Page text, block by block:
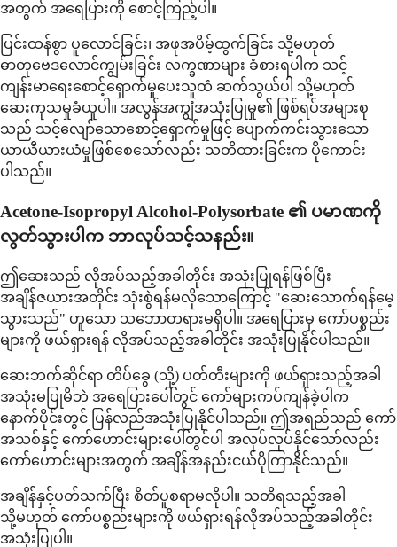
အတွက် အရေပြားကို စောင့်ကြည့်ပါ။
ပြင်းထန်စွာ ပူလောင်ခြင်း၊ အဖုအပိမ့်ထွက်ခြင်း သို့မဟုတ်
ဓာတုဗေဒလောင်ကျွမ်းခြင်း လက္ခဏာများ ခံစားရပါက သင့်
ကျန်းမာရေးစောင့်ရှောက်မှုပေးသူထံ ဆက်သွယ်ပါ သို့မဟုတ်
ဆေးကုသမှုခံယူပါ။ အလွန်အကျွံအသုံးပြုမှု၏ ဖြစ်ရပ်အများစု
သည် သင့်လျော်သောစောင့်ရှောက်မှုဖြင့် ပျောက်ကင်းသွားသော
ယာယီယားယံမှုဖြစ်စေသော်လည်း သတိထားခြင်းက ပိုကောင်း
ပါသည်။
Acetone-Isopropyl Alcohol-Polysorbate ၏ ပမာဏကို
လွတ်သွားပါက ဘာလုပ်သင့်သနည်း။
ဤဆေးသည် လိုအပ်သည့်အခါတိုင်း အသုံးပြုရန်ဖြစ်ပြီး
အချိန်ဇယားအတိုင်း သုံးစွဲရန်မလိုသောကြောင့် "ဆေးသောက်ရန်မေ့
သွားသည်" ဟူသော သဘောတရားမရှိပါ။ အရေပြားမှ ကော်ပစ္စည်း
များကို ဖယ်ရှားရန် လိုအပ်သည့်အခါတိုင်း အသုံးပြုနိုင်ပါသည်။
ဆေးဘက်ဆိုင်ရာ တိပ်ခွေ (သို့) ပတ်တီးများကို ဖယ်ရှားသည့်အခါ
အသုံးမပြုမိဘဲ အရေပြားပေါ်တွင် ကော်များကပ်ကျန်ခဲ့ပါက
နောက်ပိုင်းတွင် ပြန်လည်အသုံးပြုနိုင်ပါသည်။ ဤအရည်သည် ကော်
အသစ်နှင့် ကော်ဟောင်းများပေါ်တွင်ပါ အလုပ်လုပ်နိုင်သော်လည်း
ကော်ဟောင်းများအတွက် အချိန်အနည်းငယ်ပိုကြာနိုင်သည်။
အချိန်နှင့်ပတ်သက်ပြီး စိတ်ပူစရာမလိုပါ။ သတိရသည့်အခါ
သို့မဟုတ် ကော်ပစ္စည်းများကို ဖယ်ရှားရန်လိုအပ်သည့်အခါတိုင်း
အသုံးပြုပါ။